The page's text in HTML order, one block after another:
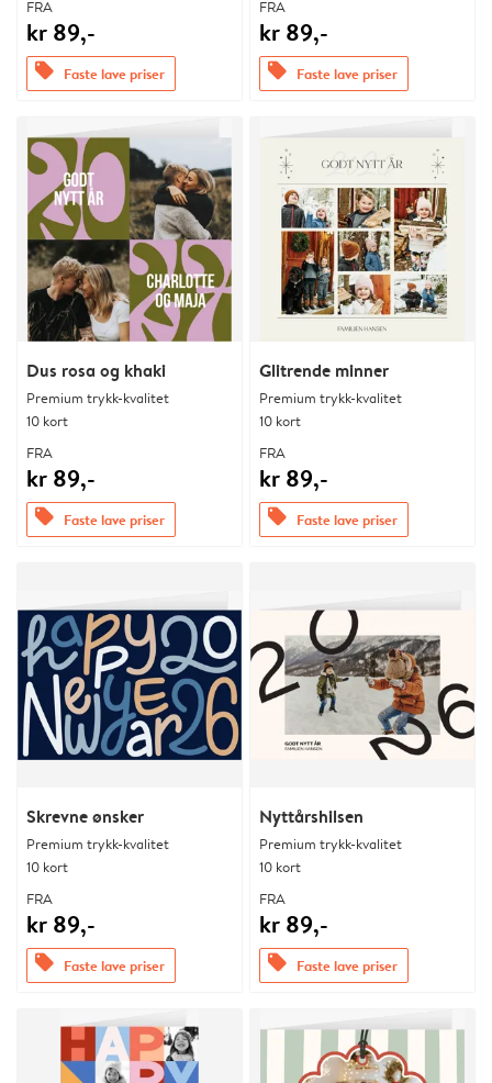
FRA
kr 89,-
offers Faste lave priser
FRA
kr 89,-
offers Faste lave priser
Dus rosa og khaki
Premium trykk-kvalitet
10 kort
FRA
kr 89,-
offers Faste lave priser
Glitrende minner
Premium trykk-kvalitet
10 kort
FRA
kr 89,-
offers Faste lave priser
Skrevne ønsker
Premium trykk-kvalitet
10 kort
FRA
kr 89,-
offers Faste lave priser
Nyttårshilsen
Premium trykk-kvalitet
10 kort
FRA
kr 89,-
offers Faste lave priser